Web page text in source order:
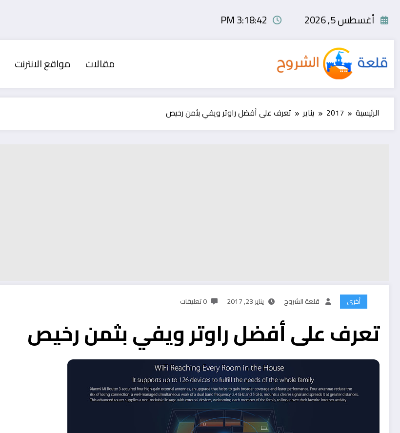
أغسطس 5, 2026 3:18:43 PM
مقالات مواقع الانترنت
الرئيسية 2017 يناير تعرف على أفضل راوتر ويفي بثمن رخيص
أخرى قلعة الشروح يناير 23, 2017 0 تعليقات
تعرف على أفضل راوتر ويفي بثمن رخيص